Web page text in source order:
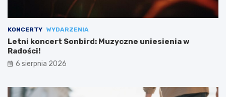
KONCERTY WYDARZENIA
Letni koncert Sonbird: Muzyczne uniesienia w
Radości!
6 sierpnia 2026